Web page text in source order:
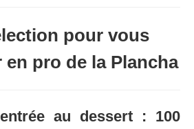
pour vous
pro de la Plancha
au dessert : 100